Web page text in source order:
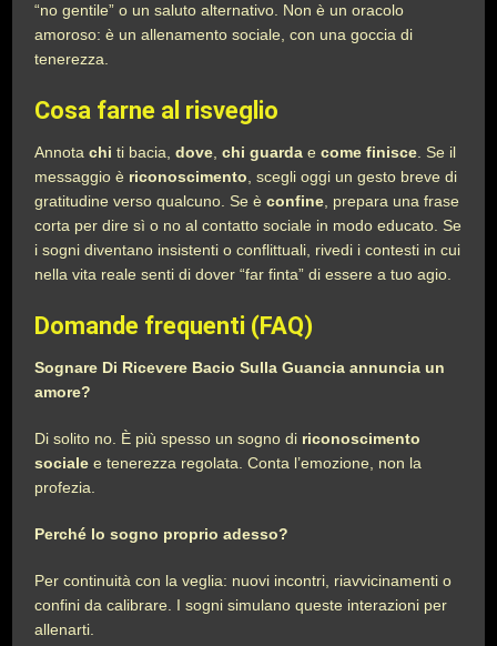
“no gentile” o un saluto alternativo. Non è un oracolo
amoroso: è un allenamento sociale, con una goccia di
tenerezza.
Cosa farne al risveglio
Annotachi ti bacia,dove ,chi guarda ecome finisce . Se il
messaggio è riconoscimento , scegli oggi un gesto breve di
gratitudine verso qualcuno. Se èconfine , prepara una frase
corta per dire sì o no al contatto sociale in modo educato. Se
i sogni diventano insistenti o conflittuali, rivedi i contesti in cui
nella vita reale senti di dover “far finta” di essere a tuo agio.
Domande frequenti (FAQ)
Sognare Di Ricevere Bacio Sulla Guancia annuncia un
amore?
Di solito no. È più spesso un sogno di riconoscimento
sociale e tenerezza regolata. Conta l’emozione, non la
profezia.
Perché lo sogno proprio adesso?
Per continuità con la veglia: nuovi incontri, riavvicinamenti o
confini da calibrare. I sogni simulano queste interazioni per
allenarti.